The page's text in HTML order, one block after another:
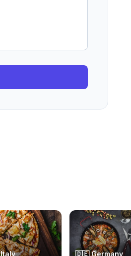
Italy 🇩🇪 Germany